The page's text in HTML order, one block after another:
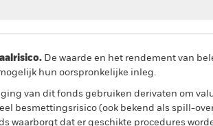
De waarde en het rendement van
hun oorspronkelijke inleg.
van dit fonds gebruiken derivaten om
besmettingsrisico (ook bekend als spill-
waarborgt dat er geschikte procedures